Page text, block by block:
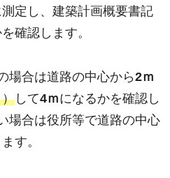
定し、建築計画概要書記
確認します。
場合は道路の中心から2ｍ
して4ｍになるかを確認し
場合は役所等で道路の中心
す。